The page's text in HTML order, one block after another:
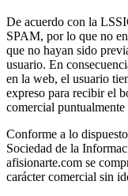
De acuerdo con la
SPAM, por lo que no
que no hayan sido
usuario. En
en la web, el usuario
expreso para recibir el
comercial puntualmente
Conforme a lo
Sociedad de la
afisionarte.com se
carácter comercial sin